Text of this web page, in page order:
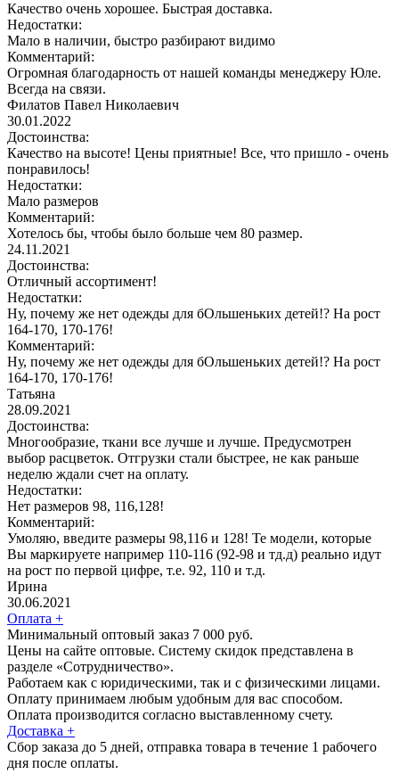
Качество очень хорошее. Быстрая доставка.
Недостатки:
Мало в наличии, быстро разбирают видимо
Комментарий:
Огромная благодарность от нашей команды менеджеру Юле.
Всегда на связи.
Филатов Павел Николаевич
30.01.2022
Достоинства:
Качество на высоте! Цены приятные! Все, что пришло - очень
понравилось!
Недостатки:
Мало размеров
Комментарий:
Хотелось бы, чтобы было больше чем 80 размер.
24.11.2021
Достоинства:
Отличный ассортимент!
Недостатки:
Ну, почему же нет одежды для бОльшеньких детей!? На рост
164-170, 170-176!
Комментарий:
Ну, почему же нет одежды для бОльшеньких детей!? На рост
164-170, 170-176!
Татьяна
28.09.2021
Достоинства:
Многообразие, ткани все лучше и лучше. Предусмотрен
выбор расцветок. Отгрузки стали быстрее, не как раньше
неделю ждали счет на оплату.
Недостатки:
Нет размеров 98, 116,128!
Комментарий:
Умоляю, введите размеры 98,116 и 128! Те модели, которые
Вы маркируете например 110-116 (92-98 и тд.д) реально идут
на рост по первой цифре, т.е. 92, 110 и т.д.
Ирина
30.06.2021
Оплата +
Минимальный оптовый заказ 7 000 руб.
Цены на сайте оптовые. Систему скидок представлена в
разделе «Сотрудничество».
Работаем как с юридическими, так и с физическими лицами.
Оплату принимаем любым удобным для вас способом.
Оплата производится согласно выставленному счету.
Доставка +
Сбор заказа до 5 дней, отправка товара в течение 1 рабочего
дня после оплаты.